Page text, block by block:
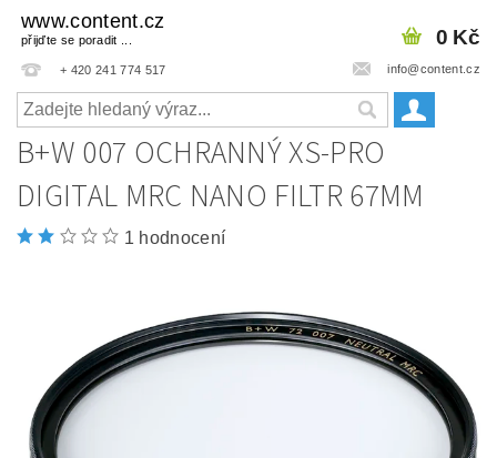
www.content.cz
přijďte se poradit ...
+ 420 241 774 517 info@content.cz
0 Kč
B+W 007 OCHRANNÝ XS-PRO
DIGITAL MRC NANO FILTR 67MM
1 hodnocení